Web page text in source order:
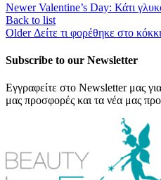
Newer Valentine’s Day: Κάτι
Back to list
Older Δείτε τι φορέθηκε στο
Subscribe to our Newsletter
Εγγραφείτε στο Newsletter μας
μας προσφορές και τα νέα μας